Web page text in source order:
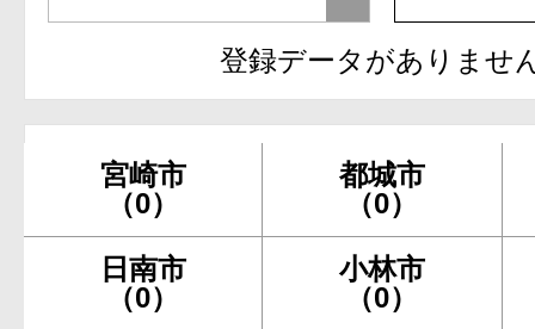
登録データがありませ
宮崎市
（0）
都城市
（0）
日南市
（0）
小林市
（0）